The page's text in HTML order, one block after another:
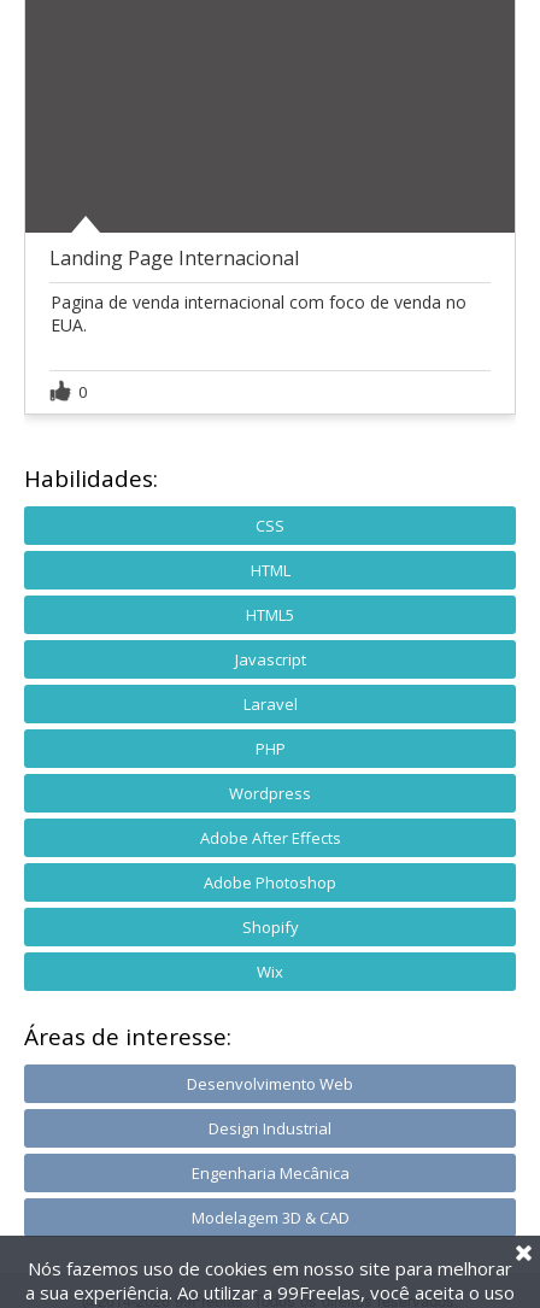
Landing Page Internacional
Pagina de venda internacional com foco de venda no
EUA.
0
Habilidades:
CSS
HTML
HTML5
Javascript
Laravel
PHP
Wordpress
Adobe After Effects
Adobe Photoshop
Shopify
Wix
Áreas de interesse:
Desenvolvimento Web
Design Industrial
Engenharia Mecânica
Modelagem 3D & CAD
@2014-2026 99Freelas. Todos os direitos reservados.
Nós fazemos uso de cookies em nosso site para melhorar
a sua experiência. Ao utilizar a 99Freelas, você aceita o uso